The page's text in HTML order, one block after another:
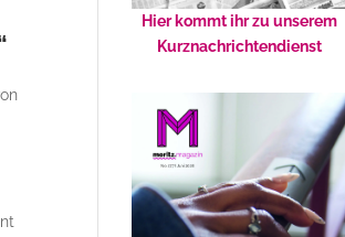
Hier kommt ihr zu unserem
Kurznachrichtendienst